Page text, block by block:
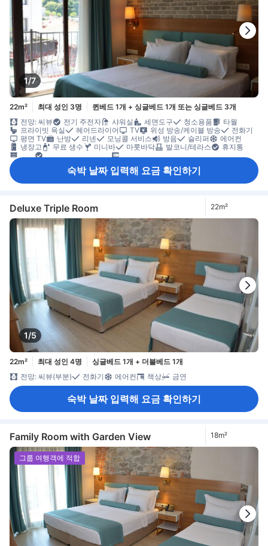
1/7
22m² 최대 성인 3명
퀸베드 1개 + 싱글베드 1개 또는 싱글베드 3개
전망: 씨뷰
전기 주전자 샤워실 세면도구 청소용품
타월
프라이빗 욕실
헤어드라이어 TV 위성 방송/케이블 방송
전화기
평면 TV
난방 리넨 모닝콜 서비스 방음 슬리퍼
에어컨
냉장고
무료 생수 미니바 마룻바닥 발코니/테라스
휴지통
옷장
유아용 침대(요청 시) 객실 내 안전 금고
숙박 날짜 입력해 요금 확인하기
Deluxe Triple Room 22m²
1/5
22m² 최대 성인 4명
싱글베드 1개 + 더블베드 1개
전망: 씨뷰(부분)
전화기 에어컨 책상 금연
숙박 날짜 입력해 요금 확인하기
Family Room with Garden View 18m²
그룹 여행객에 적합